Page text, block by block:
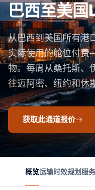
巴西至美国
从巴西到美国所有港
实际使用的舱位付
物。每周从桑托斯、
往迈阿密、纽约和休
获取此通道报价
概览运输时效规划 服务